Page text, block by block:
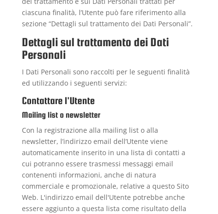
ciascuna finalità, l’Utente può fare riferimento alla
sezione “Dettagli sul trattamento dei Dati Personali”.
Dettagli sul trattamento dei Dati
Personali
I Dati Personali sono raccolti per le seguenti finalità
ed utilizzando i seguenti servizi:
Contattare l'Utente
Mailing list o newsletter
Con la registrazione alla mailing list o alla
newsletter, l’indirizzo email dell’Utente viene
automaticamente inserito in una lista di contatti a
cui potranno essere trasmessi messaggi email
contenenti informazioni, anche di natura
commerciale e promozionale, relative a questo Sito
Web. L'indirizzo email dell'Utente potrebbe anche
essere aggiunto a questa lista come risultato della